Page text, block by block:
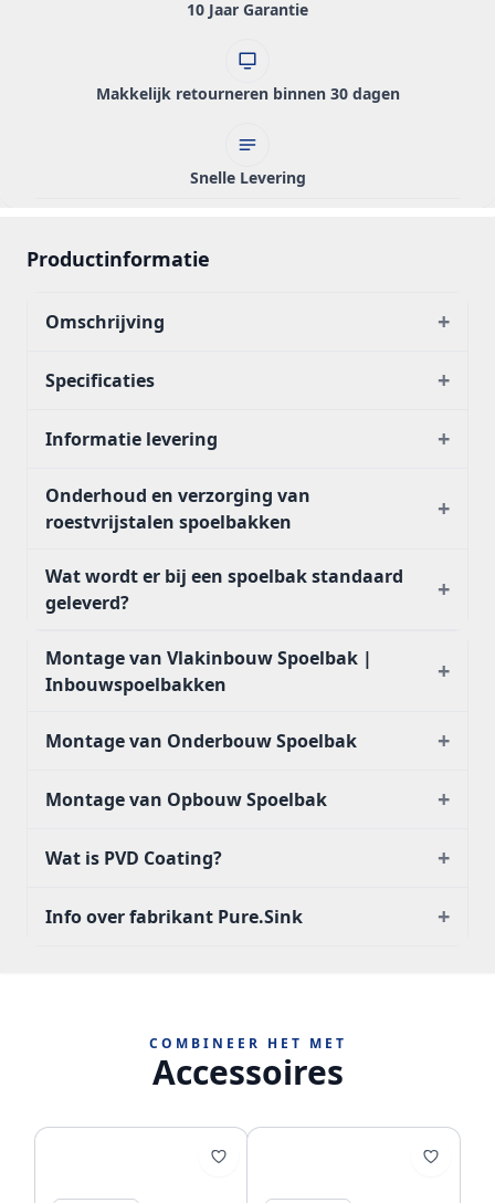
10 Jaar Garantie
Makkelijk retourneren binnen 30 dagen
Snelle Levering
Productinformatie
Omschrijving +
Specificaties +
Informatie levering +
Onderhoud en verzorging van
roestvrijstalen spoelbakken
+
Wat wordt er bij een spoelbak standaard
geleverd?
+
Montage van Vlakinbouw Spoelbak |
Inbouwspoelbakken
+
Montage van Onderbouw Spoelbak +
Montage van Opbouw Spoelbak +
Wat is PVD Coating? +
Info over fabrikant Pure.Sink +
COMBINEER HET MET
Accessoires